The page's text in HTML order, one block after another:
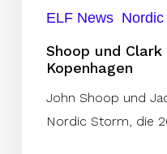
ELF News
Shoop und
Kopenhagen
John Shoop und
Nordic Storm, die